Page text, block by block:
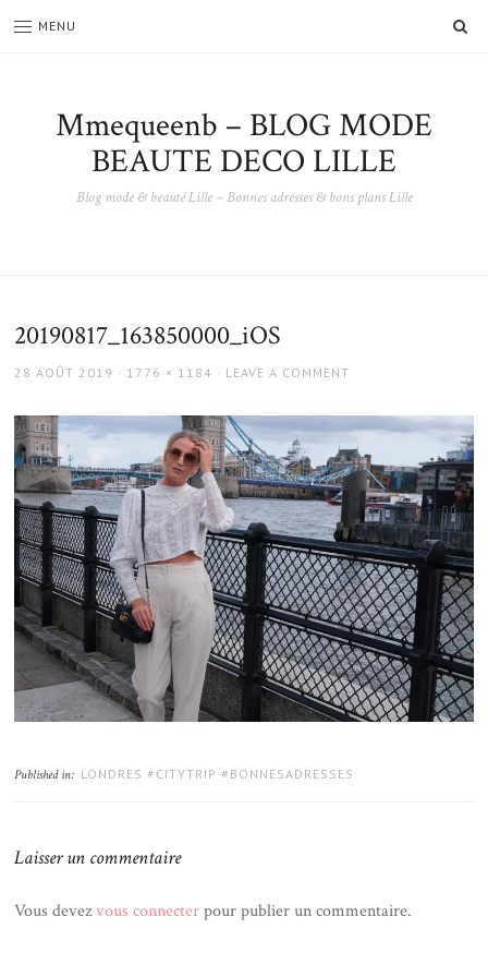
MENU
Mmequeenb – BLOG MODE
BEAUTE DECO LILLE
Blog mode & beauté Lille – Bonnes adresses & bons plans Lille
20190817_163850000_iOS
POSTED
28 AOÛT 2019
FULL
1776 × 1184 LEAVE A COMMENT
Published in: LONDRES #CITYTRIP #BONNESADRESSES
Laisser un commentaire
Vous devezvous connecterpour publier un commentaire.